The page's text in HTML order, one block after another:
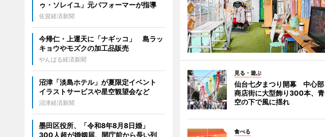
見る・遊ぶ
仙台七夕まつり開幕 中心部
商店街に大型飾り300本、青
空の下で風に揺れ
食べる
ゥ・ソレイユ」元パフォーマーが指導
佐賀経済新聞
今帰仁・上運天に「ナギッコ」 島ラッ
キョウやモズクの加工品販売
やんばる経済新聞
沼津「淡島ホテル」が夏限定イベント
イラストサービスや星空観望会など
沼津経済新聞
墨田区役所、「令和8年8月8日婚」
300人超が婚姻届、開庁前から長い列